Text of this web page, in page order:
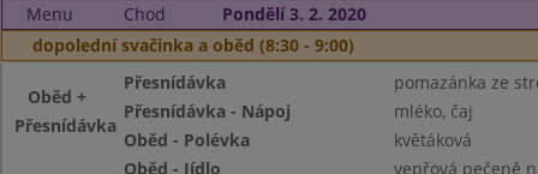
Menu Chod
Pondělí 3. 2. 2020
dopolední svačinka a oběd (8:30 - 9:00)
Oběd +
Přesnídávka
Přesnídávka
pomazánka ze
Přesnídávka - Nápoj
mléko, čaj
Oběd - Polévka
květáková
Oběd - Jídlo
vepřová pečeně